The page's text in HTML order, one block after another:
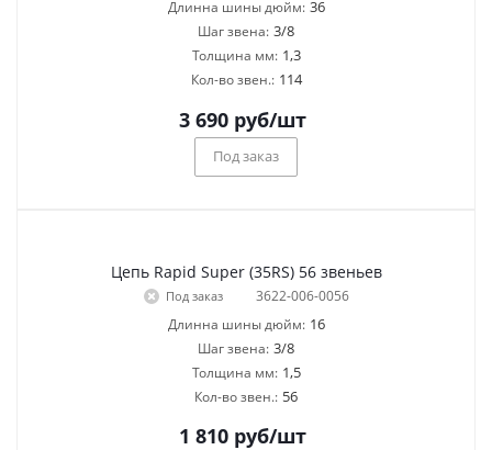
Длинна шины дюйм: 36
Шаг звена: 3/8
Толщина мм: 1,3
Кол-во звен.: 114
3 690руб/шт
Под заказ
Цепь Rapid Super (35RS) 56 звеньев
Под заказ
3622-006-0056
Длинна шины дюйм: 16
Шаг звена: 3/8
Толщина мм: 1,5
Кол-во звен.: 56
1 810руб/шт